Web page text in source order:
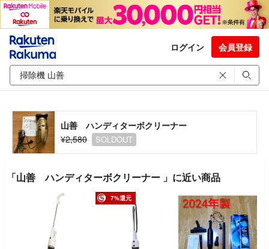
ログイン 会員登録
山善 ハンディターボクリーナー
¥2,580
SOLDOUT
「山善 ハンディターボクリーナー 」に近い商品
7%還元